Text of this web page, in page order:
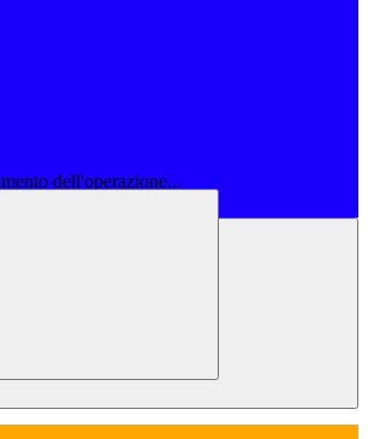
dell'operazione...